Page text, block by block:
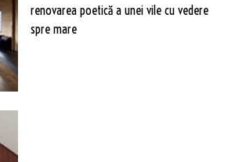
renovarea poetică a unei vile cu vedere
spre mare